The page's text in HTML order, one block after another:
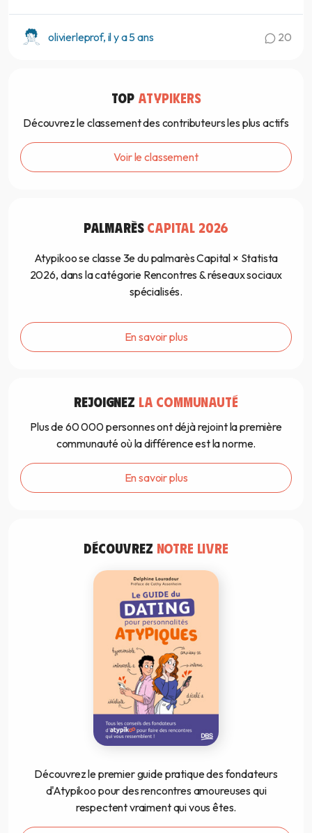
olivierleprof, il y a 5 ans 20
TOP ATYPIKERS
Découvrez le classement des contributeurs les plus actifs
Voir le classement
PALMARÈS CAPITAL 2026
Atypikoo se classe 3e du palmarès Capital × Statista
2026, dans la catégorie Rencontres & réseaux sociaux
spécialisés.
En savoir plus
REJOIGNEZ LA COMMUNAUTÉ
Plus de 60 000 personnes ont déjà rejoint la première
communauté où la différence est la norme.
En savoir plus
DÉCOUVREZ NOTRE LIVRE
Découvrez le premier guide pratique des fondateurs
d'Atypikoo pour des rencontres amoureuses qui
respectent vraiment qui vous êtes.